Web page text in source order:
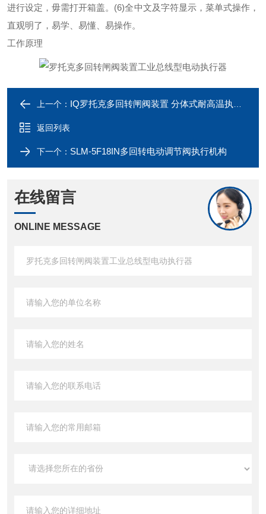
进行设定，毋需打开箱盖。 (6)全中文及字符显示，菜单式操作，
直观明了，易学、易懂、易操作。
工作原理
上一个： IQ罗托克多回转闸阀装置 分体式耐高温执行器
返回列表
下一个： SLM-5F18IN多回转电动调节阀执行机构
在线留言
ONLINE MESSAGE